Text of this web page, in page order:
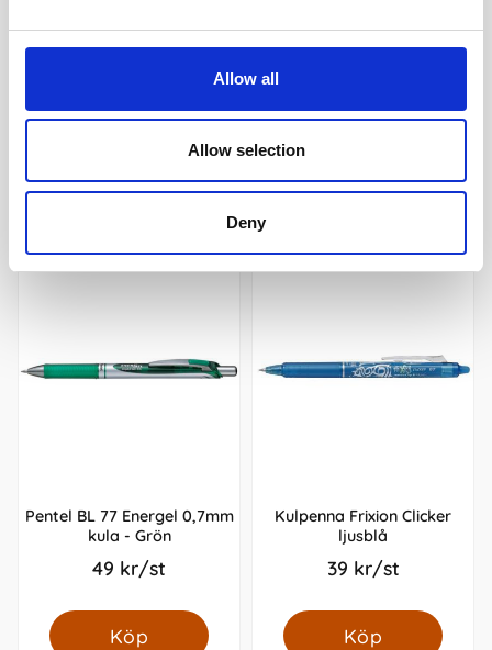
Allow all
Allow selection
Deny
Köp Köp
Andra köpte även
Pentel BL 77 Energel 0,7mm
kula - Grön
49 kr/st
Köp
Kulpenna Frixion Clicker
ljusblå
39 kr/st
Köp